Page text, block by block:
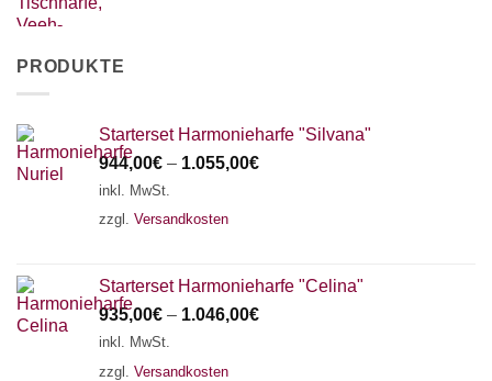
PRODUKTE
Starterset Harmonieharfe "Silvana"
944,00€ – 1.055,00€
inkl. MwSt.
zzgl. Versandkosten
Starterset Harmonieharfe "Celina"
935,00€ – 1.046,00€
inkl. MwSt.
zzgl. Versandkosten